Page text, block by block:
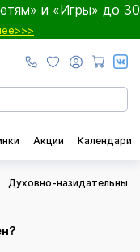
и «Игры» до 30
Акции Календари
Духовно-назидательные